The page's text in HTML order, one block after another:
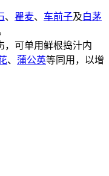
、 瞿麦、 车前子及白茅
，可单用鲜根捣汁内
、 蒲公英等同用，以增